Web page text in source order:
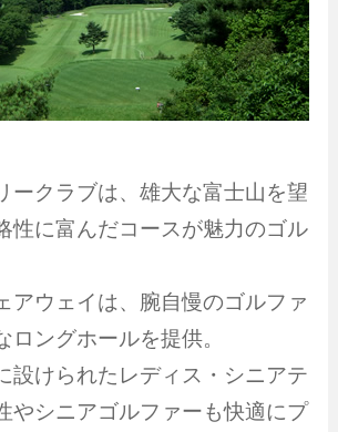
ークラブは、雄大な富士山を望
性に富んだコースが魅力のゴル
アウェイは、腕自慢のゴルファ
ロングホールを提供。
設けられたレディス・シニアテ
やシニアゴルファーも快適にプ